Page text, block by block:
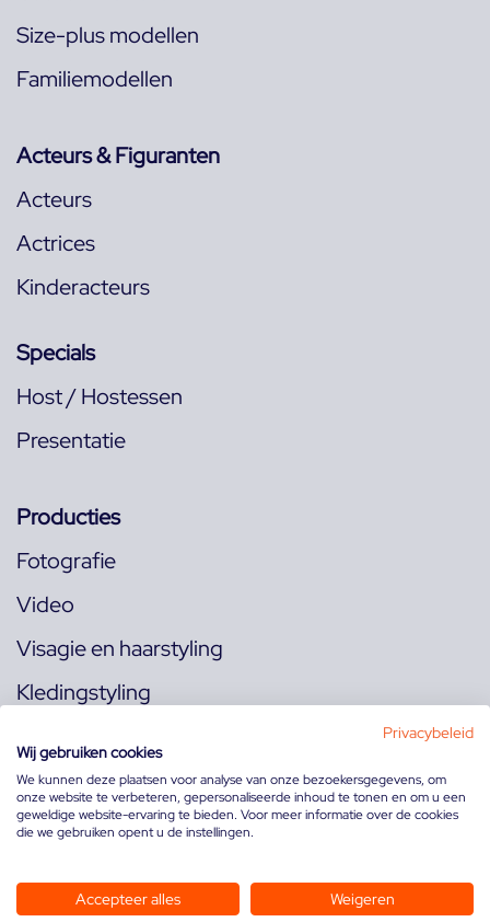
Size-plus modellen
Familiemodellen
Acteurs & Figuranten
Acteurs
Actrices
Kinderacteurs
Specials
Host / Hostessen
Presentatie
Producties
Fotografie
Video
Visagie en haarstyling
Kledingstyling
Volg ons op:
Privacybeleid
Wij gebruiken cookies
We kunnen deze plaatsen voor analyse van onze bezoekersgegevens, om
onze website te verbeteren, gepersonaliseerde inhoud te tonen en om u een
geweldige website-ervaring te bieden. Voor meer informatie over de cookies
die we gebruiken opent u de instellingen.
Accepteer alles Weigeren